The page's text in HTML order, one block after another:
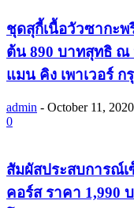
ชุดสุกี้เนื้อวัวซากะพ
ต้น 890 บาทสุทธิ ณ
แมน คิง เพาเวอร์ ก
admin - October 11, 2020
0
สัมผัสประสบการณ์
คอร์ส ราคา 1,990